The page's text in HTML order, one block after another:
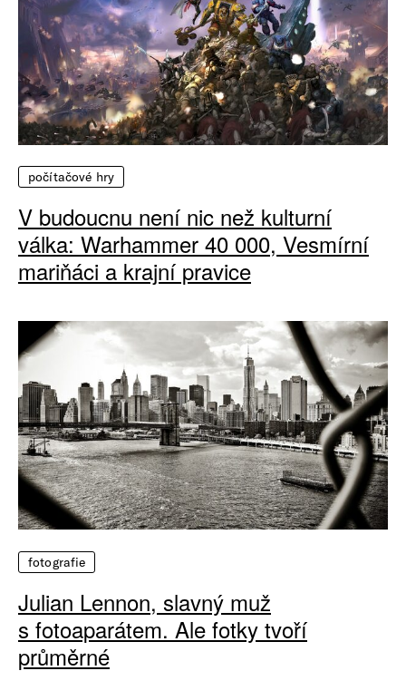
počítačové hry
V budoucnu není nic než kulturní
válka: Warhammer 40 000, Vesmírní
mariňáci a krajní pravice
fotografie
Julian Lennon, slavný muž
s fotoaparátem. Ale fotky tvoří
průměrné